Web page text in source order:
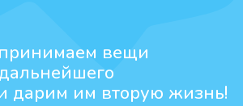
вещи
дарим им вторую жизнь!